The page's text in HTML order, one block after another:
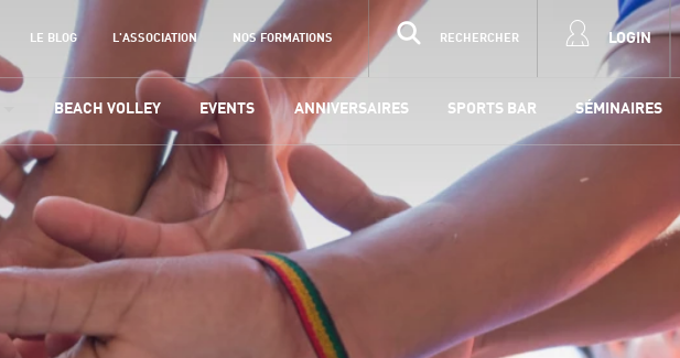
LE BLOG L'ASSOCIATION NOS FORMATIONS RECHERCHER LOGIN
BEACH VOLLEY EVENTS ANNIVERSAIRES SPORTS BAR SÉMINAIRES